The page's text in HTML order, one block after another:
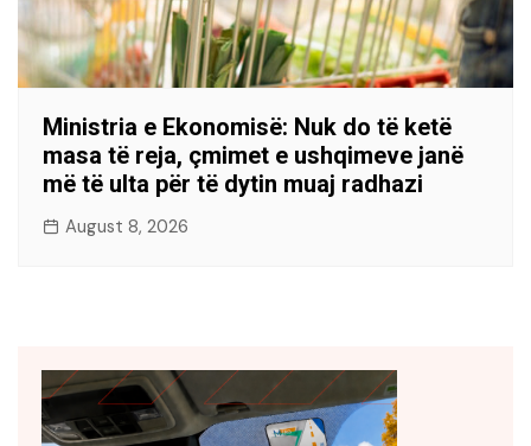
Ministria e Ekonomisë: Nuk do të ketë
masa të reja, çmimet e ushqimeve janë
më të ulta për të dytin muaj radhazi
August 8, 2026